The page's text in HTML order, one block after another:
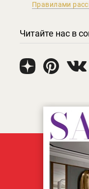
Правилами
Читайте нас в